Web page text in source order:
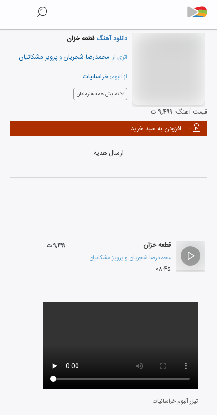
دانلود آهنگقطعه خزان
اثری از: محمدرضا شجریان و پرویز مشکاتیان
از آلبوم: خراسانیات
نمایش همه هنرمندان
قیمت آهنگ: ۹,۴۹۹ ت
افزودن به سبد خرید
ارسال هدیه
قطعه خزان
محمدرضا شجریان و پرویز مشکاتیان
۰۸:۴۵
۹,۴۹۹ ت
تیزر آلبوم خراسانیات